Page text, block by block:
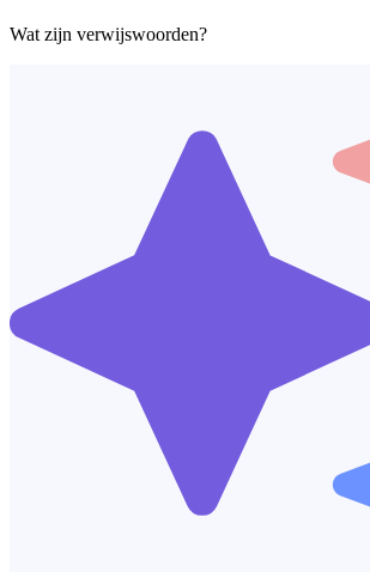
Wat zijn verwijswoorden?